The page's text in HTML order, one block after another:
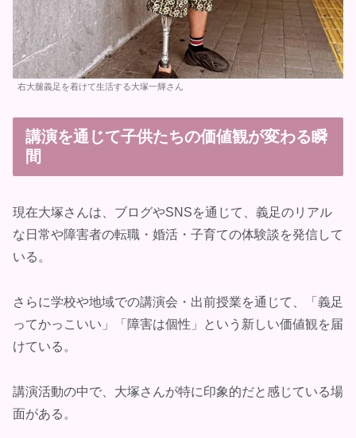
右大腿義足を着けて生活する大塚一輝さん
講演を通じて子供たちの価値観が変わる瞬
間
現在大塚さんは、ブログやSNSを通じて、義足のリアル
な日常や障害者の転職・婚活・子育ての体験談を発信して
いる。
さらに学校や地域での講演会・出前授業を通じて、「義足
ってかっこいい」「障害は個性」という新しい価値観を届
けている。
講演活動の中で、大塚さんが特に印象的だと感じている場
面がある。